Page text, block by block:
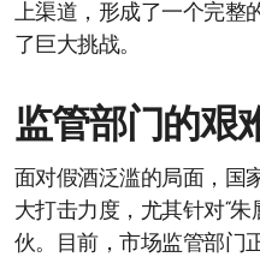
上渠道，形成了一个完整
了巨大挑战。
监管部门的艰
面对假酒泛滥的局面，国
大打击力度，尤其针对“朱
伙。目前，市场监管部门